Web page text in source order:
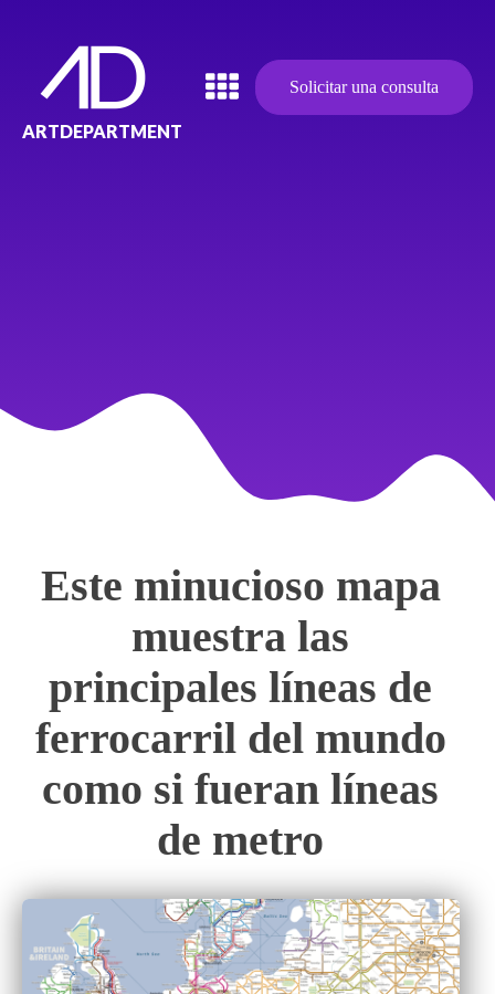
ARTDEPARTMENT
Solicitar una consulta
Este minucioso mapa
muestra las
principales líneas de
ferrocarril del mundo
como si fueran líneas
de metro